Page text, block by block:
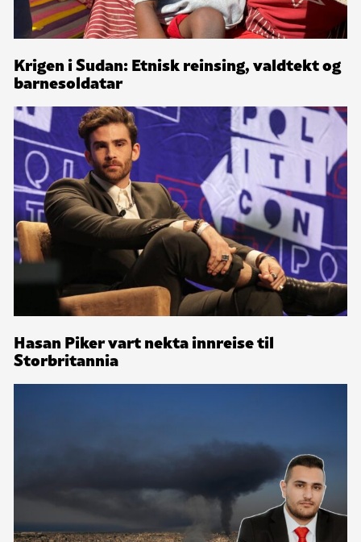
Krigen i Sudan: Etnisk reinsing, valdtekt og
barnesoldatar
Hasan Piker vart nekta innreise til
Storbritannia